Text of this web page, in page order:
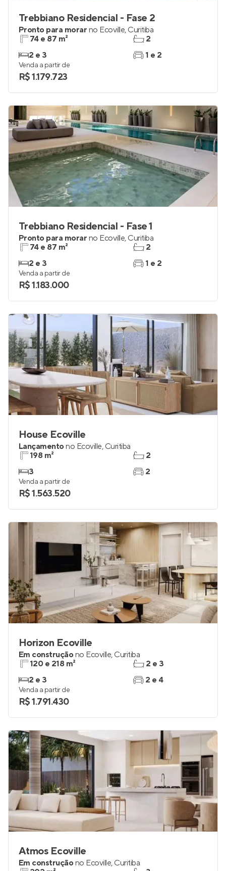
Trebbiano Residencial - Fase 2
Pronto para morar no Ecoville, Curitiba
74 e 87 m²
2 e 3
2
1 e 2
Venda a partir de
R$ 1.179.723
Trebbiano Residencial - Fase 1
Pronto para morar no Ecoville, Curitiba
74 e 87 m²
2 e 3
2
1 e 2
Venda a partir de
R$ 1.183.000
House Ecoville
Lançamentono Ecoville, Curitiba
198 m²
3
2
2
Venda a partir de
R$ 1.563.520
Horizon Ecoville
Em construçãono Ecoville, Curitiba
120 e 218 m²
2 e 3
2 e 3
2 e 4
Venda a partir de
R$ 1.791.430
Atmos Ecoville
Em construçãono Ecoville, Curitiba